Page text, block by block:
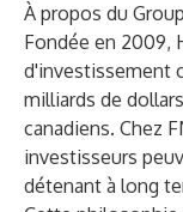
À propos du
Fondée en 2009,
d'investissement
milliards de
canadiens. Chez
investisseurs
détenant à long